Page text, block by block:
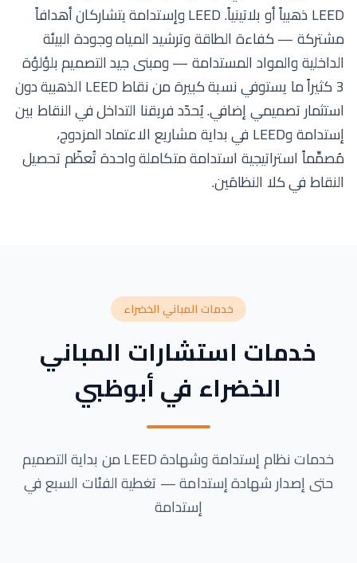
LEED ذهبياً أو بلاتينياً. LEED وإستدامة يتشاركان أهدافاً
مشتركة — كفاءة الطاقة وترشيد المياه وجودة البيئة
الداخلية والمواد المستدامة — ومبنى جيد التصميم بلؤلؤة
3 كثيراً ما يستوفي نسبة كبيرة من نقاط LEED الذهبية دون
استثمار تصميمي إضافي. يُحدّد فريقنا التداخل في النقاط بين
إستدامة وLEED في بداية مشاريع الاعتماد المزدوج،
مُصمِّماً استراتيجية استدامة متكاملة واحدة تُعظّم تحصيل
النقاط في كلا النظامَين.
خدمات المباني الخضراء
خدمات استشارات المباني
الخضراء في أبوظبي
خدمات نظام إستدامة وشهادة LEED من بداية التصميم
حتى إصدار شهادة إستدامة — تغطية الفئات السبع في
إستدامة